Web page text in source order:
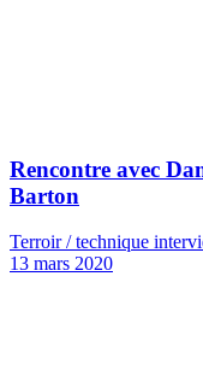
Rencontre avec
Barton
Terroir / technique
13 mars 2020